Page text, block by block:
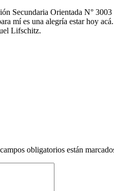
Secundaria Orientada N°
mí es una alegría estar hoy
Lifschitz.
obligatorios están